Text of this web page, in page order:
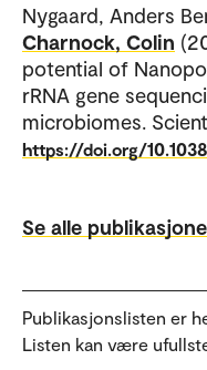
Nygaard, Anders
Charnock, Colin
potential of
rRNA gene
microbiomes.
https://doi.org/
Se alle
Publikasjonslisten er
Listen kan være